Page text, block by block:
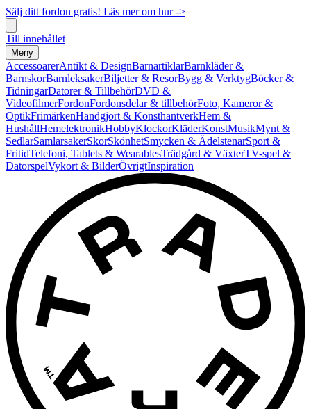
Sälj ditt fordon gratis! Läs mer om hur ->
Till innehållet
Meny
AccessoarerAntikt & DesignBarnartiklarBarnkläder &
BarnskorBarnleksakerBiljetter & ResorBygg & VerktygBöcker &
TidningarDatorer & TillbehörDVD &
VideofilmerFordonFordonsdelar & tillbehörFoto, Kameror &
OptikFrimärkenHandgjort & KonsthantverkHem &
HushållHemelektronikHobbyKlockorKläderKonstMusikMynt &
SedlarSamlarsakerSkorSkönhetSmycken & ÄdelstenarSport &
FritidTelefoni, Tablets & WearablesTrädgård & VäxterTV-spel &
DatorspelVykort & BilderÖvrigtInspiration